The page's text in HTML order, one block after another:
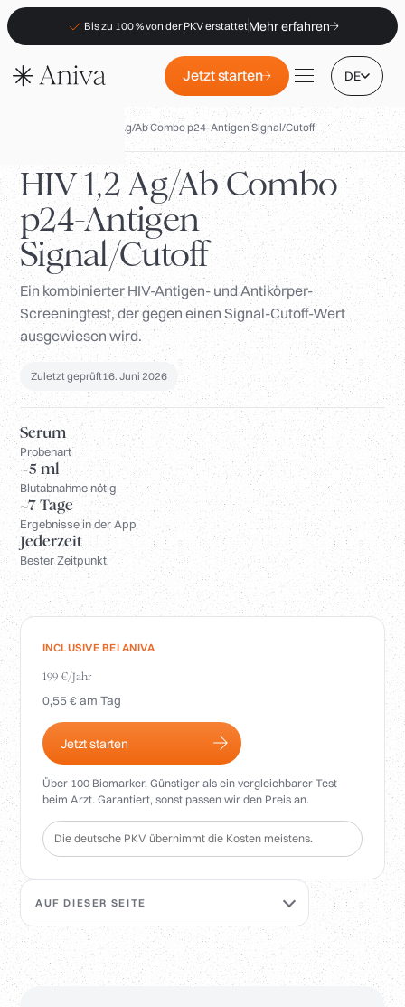
Bis zu 100 % von der PKV erstattetMehr erfahren
Jetzt starten DE
Standorte
Mitgliedschaft
B2B
FAQs
PKV-Erstattung
Für Apotheken
Anmelden
HIV 1,2 Ag/Ab Combo p24-Antigen Signal/Cutoff
HIV 1,2 Ag/Ab Combo
p24-Antigen
Signal/Cutoff
Ein kombinierter HIV-Antigen- und Antikörper-
Screeningtest, der gegen einen Signal-Cutoff-Wert
ausgewiesen wird.
Zuletzt geprüft16. Juni 2026
Serum
Probenart
~5 ml
Blutabnahme nötig
~7 Tage
Ergebnisse in der App
Jederzeit
Bester Zeitpunkt
INCLUSIVE BEI ANIVA
199 €/Jahr
0,55 € am Tag
Jetzt starten
Über 100 Biomarker. Günstiger als ein vergleichbarer Test
beim Arzt. Garantiert, sonst passen wir den Preis an.
Die deutsche PKV übernimmt die Kosten meistens.
AUF DIESER SEITE